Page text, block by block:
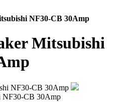
NF30-CB 30Amp
Mitsubishi
NF30-CB 30Amp